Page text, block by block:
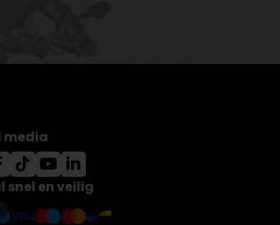
media
snel en veilig